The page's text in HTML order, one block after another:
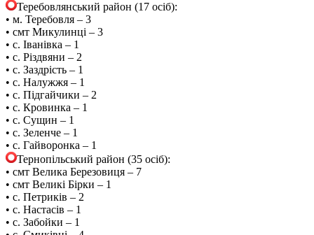
Теребовлянський район (17 осіб):
• м. Теребовля – 3
• смт Микулинці – 3
• с. Іванівка – 1
• с. Різдвяни – 2
• с. Заздрість – 1
• с. Налужжя – 1
• с. Підгайчики – 2
• с. Кровинка – 1
• с. Сущин – 1
• с. Зеленче – 1
• с. Гайворонка – 1
Тернопільський район (35 осіб):
• смт Велика Березовиця – 7
• смт Великі Бірки – 1
• с. Петриків – 2
• с. Настасів – 1
• с. Забойки – 1